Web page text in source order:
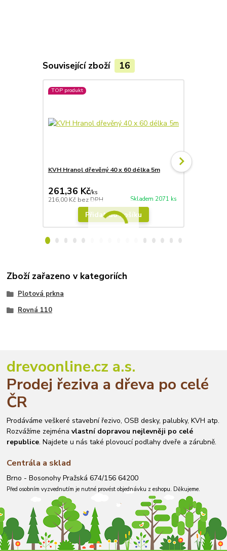
Související zboží 16
TOP produkt
KVH Hranol dřevěný 40 x 60 délka 5m
261,36 Kč/ks
216,00 Kč bez DPH Skladem 2071 ks
Přidat do košíku
Lazura
Zboží zařazeno v kategoriích
Plotová prkna
Rovná 110
drevoonline.cz a.s.
Prodej řeziva a dřeva po celé
ČR
Prodáváme veškeré stavební řezivo, OSB desky, palubky, KVH atp.
Rozvážíme zejménavlastní dopravou nejlevněji po celé
republice. Najdete u nás také plovoucí podlahy dveře a zárubně.
Centrála a sklad
Brno - Bosonohy Pražská 674/156 64200
Před osobním vyzvednutím je nutné provést objednávku z eshopu. Děkujeme.